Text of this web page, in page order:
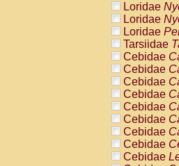
Atelidae
Loridae
Loridae
Loridae
Tarsiidae
Cebidae
Cebidae
Cebidae
Cebidae
Cebidae
Cebidae
Cebidae
Cebidae
Cebidae